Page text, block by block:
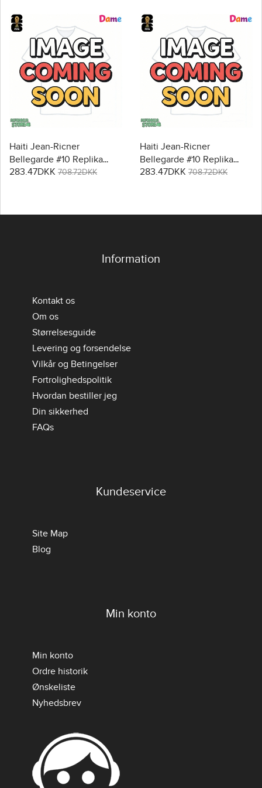
Haiti Jean-Ricner
Bellegarde #10 Replika
Hjemmebanetrøje Dame
283.47DKK 708.72DKK
Haiti Jean-Ricner
Bellegarde #10 Replika
Udebanetrøje Dame VM
283.47DKK 708.72DKK
Information
Kontakt os
Om os
Størrelsesguide
Levering og forsendelse
Vilkår og Betingelser
Fortrolighedspolitik
Hvordan bestiller jeg
Din sikkerhed
FAQs
Kundeservice
Site Map
Blog
Min konto
Min konto
Ordre historik
Ønskeliste
Nyhedsbrev